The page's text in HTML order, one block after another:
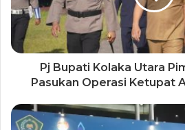
Pj Bupati Kolaka Utara
Pasukan Operasi Ketupat